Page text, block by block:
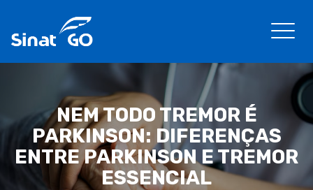
NEM TODO TREMOR É
PARKINSON: DIFERENÇAS
ENTRE PARKINSON E TREMOR
ESSENCIAL